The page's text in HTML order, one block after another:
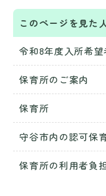
このページを見た
令和8年度入所希
保育所のご案内
保育所
守谷市内の認可保
保育所の利用者負